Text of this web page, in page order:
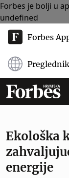
Forbes je bolji u
undefined
Forbes
Preglednik
Ekološka
energije